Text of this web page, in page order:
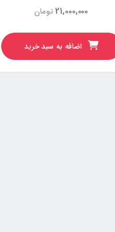
تومان21,000,000
اضافه به سبد خرید